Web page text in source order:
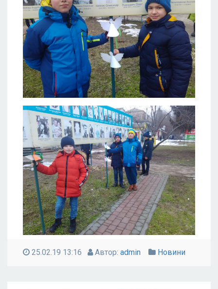
25.02.19 13:16 Автор: admin Новини